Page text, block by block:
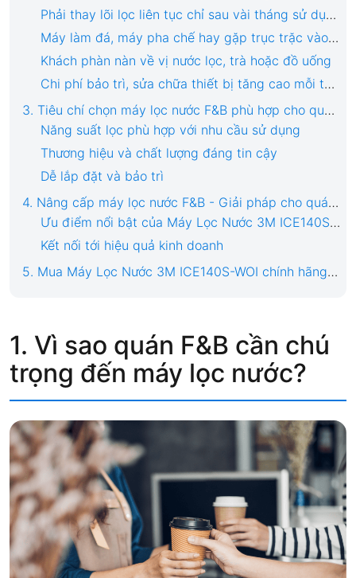
Phải thay lõi lọc liên tục chỉ sau vài tháng sử dụng
Máy làm đá, máy pha chế hay gặp trục trặc vào giờ cao điểm
Khách phàn nàn về vị nước lọc, trà hoặc đồ uống
Chi phí bảo trì, sửa chữa thiết bị tăng cao mỗi tháng
3. Tiêu chí chọn máy lọc nước F&B phù hợp cho quán cafe, nhà hàng
Năng suất lọc phù hợp với nhu cầu sử dụng
Thương hiệu và chất lượng đáng tin cậy
Dễ lắp đặt và bảo trì
4. Nâng cấp máy lọc nước F&B - Giải pháp cho quán kinh doanh bền vững
Ưu điểm nổi bật của Máy Lọc Nước 3M ICE140S-WOI
Kết nối tới hiệu quả kinh doanh
5. Mua Máy Lọc Nước 3M ICE140S-WOI chính hãng ở đâu?
1. Vì sao quán F&B cần chú
trọng đến máy lọc nước?